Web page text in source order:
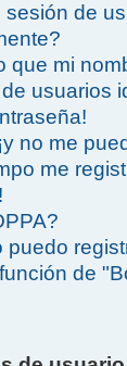
sesión de
que mi
usuarios
no me
me
puedo
de